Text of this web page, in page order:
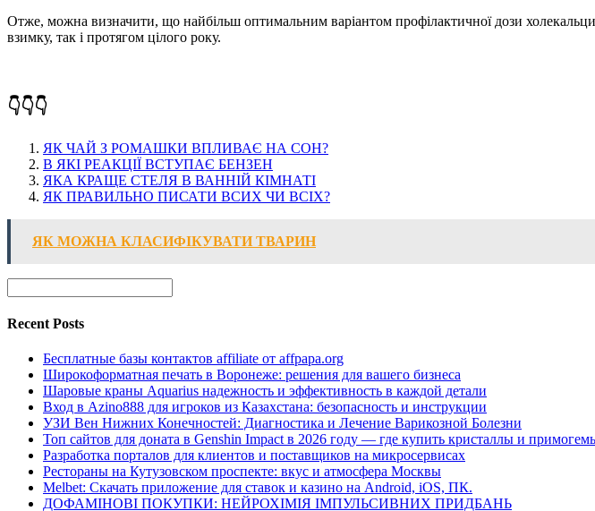
Отже, можна визначити, що найбільш оптимальним варіантом профілактичної дози
взимку, так і протягом цілого року.
👇👇👇
ЯК ЧАЙ З РОМАШКИ ВПЛИВАЄ НА СОН?
В ЯКІ РЕАКЦІЇ ВСТУПАЄ БЕНЗЕН
ЯКА КРАЩЕ СТЕЛЯ В ВАННІЙ КІМНАТІ
ЯК ПРАВИЛЬНО ПИСАТИ ВСИХ ЧИ ВСІХ?
ЯК МОЖНА КЛАСИФІКУВАТИ ТВАРИН
Recent Posts
Бесплатные базы контактов affiliate от affpapa.org
Широкоформатная печать в Воронеже: решения для вашего бизнеса
Шаровые краны Aquarius надежность и эффективность в каждой детали
Вход в Azino888 для игроков из Казахстана: безопасность и инструкции
УЗИ Вен Нижних Конечностей: Диагностика и Лечение Варикозной Болезни
Топ сайтов для доната в Genshin Impact в 2026 году — где купить кристаллы и
Разработка порталов для клиентов и поставщиков на микросервисах
Рестораны на Кутузовском проспекте: вкус и атмосфера Москвы
Melbet: Скачать приложение для ставок и казино на Android, iOS, ПК.
ДОФАМІНОВІ ПОКУПКИ: НЕЙРОХІМІЯ ІМПУЛЬСИВНИХ ПРИДБАНЬ